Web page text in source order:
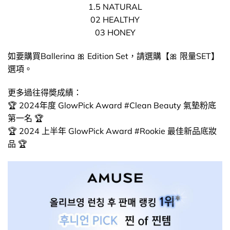
1.5 NATURAL
02 HEALTHY
03 HONEY
如要購買Ballerina 🎀 Edition Set，請選購【🎀 限量SET】
選項。
更多過往得奬成績：
🏆 2024年度 GlowPick Award #Clean Beauty 氣墊粉底
第一名 🏆
🏆 2024 上半年 GlowPick Award #Rookie 最佳新品底妝
品 🏆